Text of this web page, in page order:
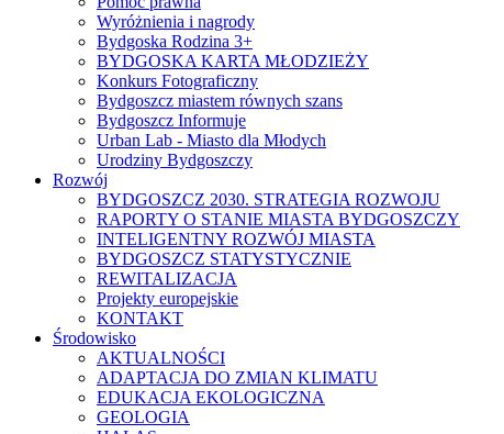
Wyróżnienia i nagrody
Bydgoska Rodzina 3+
BYDGOSKA KARTA MŁODZIEŻY
Konkurs Fotograficzny
Bydgoszcz miastem równych szans
Bydgoszcz Informuje
Urban Lab - Miasto dla Młodych
Urodziny Bydgoszczy
Rozwój
BYDGOSZCZ 2030. STRATEGIA ROZWOJU
RAPORTY O STANIE MIASTA BYDGOSZCZY
INTELIGENTNY ROZWÓJ MIASTA
BYDGOSZCZ STATYSTYCZNIE
REWITALIZACJA
Projekty europejskie
KONTAKT
Środowisko
AKTUALNOŚCI
ADAPTACJA DO ZMIAN KLIMATU
EDUKACJA EKOLOGICZNA
GEOLOGIA